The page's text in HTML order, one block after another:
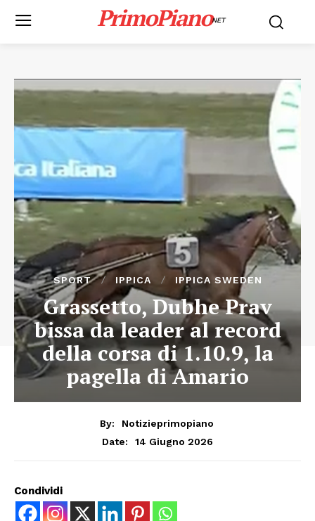
PrimoPianoNET
SPORT IPPICA IPPICA SWEDEN
Grassetto, Dubhe Prav
bissa da leader al record
della corsa di 1.10.9, la
pagella di Amario
By:
Notizieprimopiano
Date:
14 Giugno 2026
Condividi